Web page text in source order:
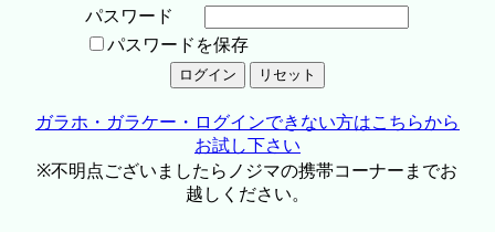
パスワード
パスワードを保存
ガラホ・ガラケー・ログインできない方はこちらから
お試し下さい
※不明点ございましたらノジマの携帯コーナーまでお
越しください。